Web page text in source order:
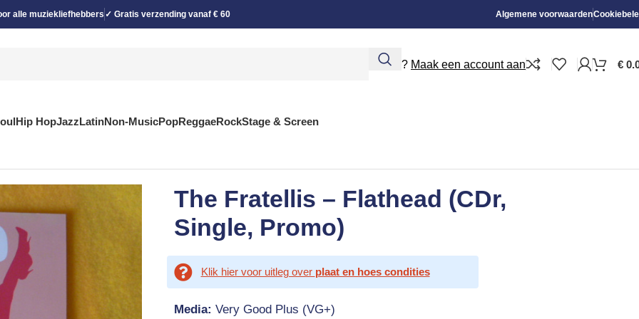
alle muziekliefhebbers ✓ Gratis verzending vanaf € 60 Algemene voorwaarden
Nieuw? Maak een account aan €
Hip HopJazzLatinNon-MusicPopReggaeRockStage & Screen
The Fratellis – Flathead (CDr,
Single, Promo)
Klik hier voor uitleg over plaat en hoes condities
Media: Very Good Plus (VG+)